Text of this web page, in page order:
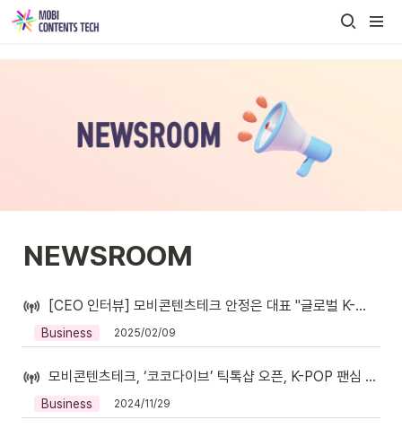
NEWSROOM
[CEO 인터뷰] 모비콘텐츠테크 안정은 대표 "글로벌 K-콘텐츠 혁신 이끌 것"
Business 2025/02/09
모비콘텐츠테크, ‘코코다이브’ 틱톡샵 오픈, K-POP 팬심 공략하며 글로벌 시장 확장
Business 2024/11/29